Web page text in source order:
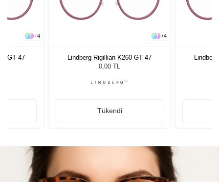
+4
GT 47
+4
Lindberg Rigillian K260 GT 47
0,00 TL
Tükendi